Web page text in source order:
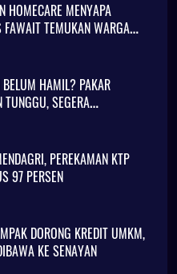
HOMECARE MENYAPA
TEMUKAN WARGA
LAYAK HUNI
HAMIL? PAKAR
TUNGGU, SEGERA
PEREKAMAN KTP
ELEKTRONIK TEMBUS 97 PERSEN
DORONG KREDIT UMKM,
KE SENAYAN